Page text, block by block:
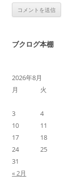
ブクログ本棚
2026年8月
月
火
3
4
10
11
17
18
24
25
31
« 2月